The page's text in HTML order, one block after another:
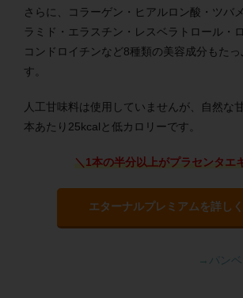
さらに、コラーゲン・ヒアルロン酸・ツバ
ラミド・エラスチン・レスベラトロール・
コンドロイチンなど8種類の美容成分もたっ
す。
人工甘味料は使用していませんが、自然な
本あたり25kcalと低カロリーです。
＼1本の半分以上がプラセンタエ
エターナルプレミアムを詳し
→パン